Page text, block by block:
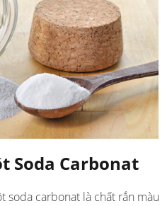
Soda Carbonat
soda carbonat là chất rắn màu